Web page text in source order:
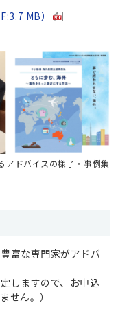
MB）
アドバイスの様子・事例集
富な専門家がアドバ
しますので、お申込
せん。）